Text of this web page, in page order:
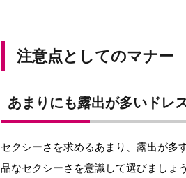
注意点としてのマナー
あまりにも露出が多いドレ
セクシーさを求めるあまり、露出が多
品なセクシーさを意識して選びましょう